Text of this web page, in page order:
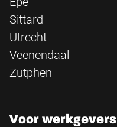
Sittard
Utrecht
Veenendaal
Zutphen
Voor werkgevers